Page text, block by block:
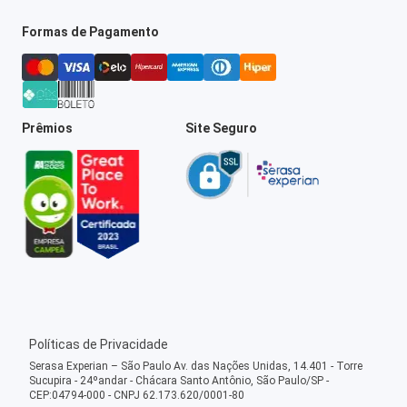
Formas de Pagamento
Prêmios Site Seguro
Políticas de Privacidade
Serasa Experian – São Paulo Av. das Nações Unidas, 14.401 - Torre
Sucupira - 24ºandar - Chácara Santo Antônio, São Paulo/SP -
CEP:04794-000 - CNPJ 62.173.620/0001-80